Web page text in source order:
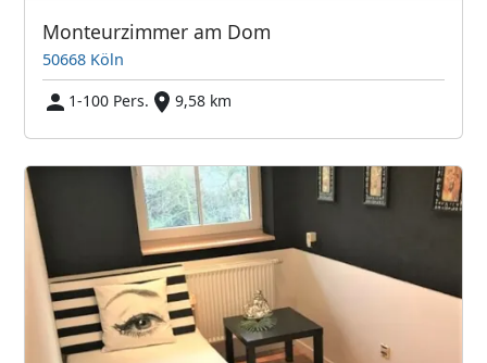
Monteurzimmer am Dom
50668 Köln
1-100 Pers.
9,58 km